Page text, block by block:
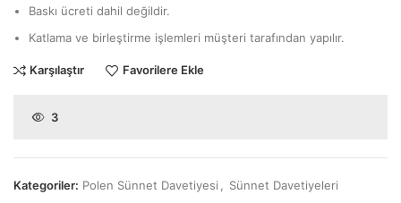
Baskı ücreti dahil değildir.
Katlama ve birleştirme işlemleri müşteri tarafından yapılır.
Karşılaştır Favorilere Ekle
3
Kategoriler: Polen Sünnet Davetiyesi
Sünnet Davetiyeleri